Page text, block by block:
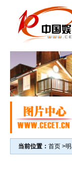
当前位置： 首页 >